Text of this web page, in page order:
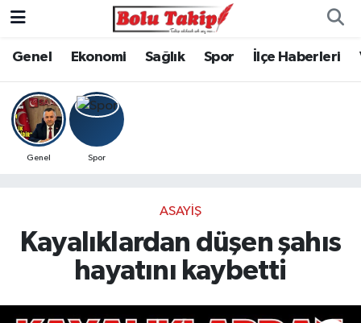
Genel Ekonomi Sağlık Spor İlçe Haberleri
Genel Spor
ASAYIŞ
Kayalıklardan düşen şahıs
hayatını kaybetti